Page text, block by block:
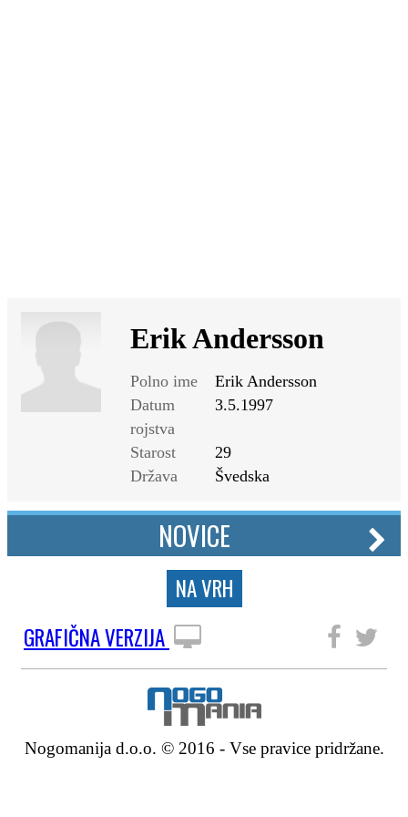
Erik Andersson
Polno ime
Erik Andersson
Datum
rojstva
3.5.1997
Starost
29
Država
Švedska
NOVICE
NA VRH
GRAFIČNA VERZIJA
Nogomanija d.o.o. © 2016 - Vse pravice pridržane.